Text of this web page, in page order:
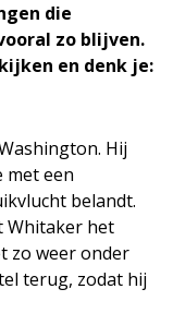
die
zo blijven.
en denk je:
Hij
met een
belandt.
Whitaker het
zo weer onder
terug, zodat hij